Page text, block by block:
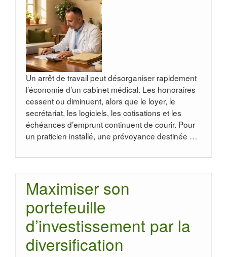
Un arrêt de travail peut désorganiser rapidement
l’économie d’un cabinet médical. Les honoraires
cessent ou diminuent, alors que le loyer, le
secrétariat, les logiciels, les cotisations et les
échéances d’emprunt continuent de courir. Pour
un praticien installé, une prévoyance destinée …
Maximiser son
portefeuille
d’investissement par la
diversification